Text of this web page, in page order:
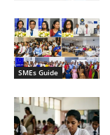
SMEs Guide